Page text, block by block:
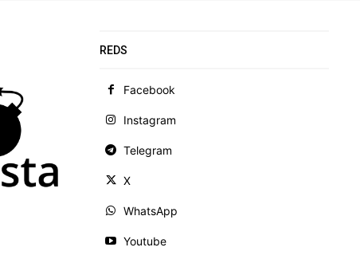
REDS
Facebook
Instagram
Telegram
X
WhatsApp
Youtube